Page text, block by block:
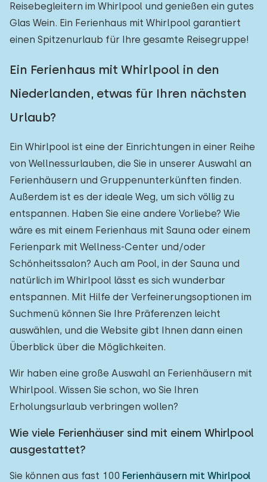
Reisebegleitern im Whirlpool und genießen ein gutes
Glas Wein. Ein Ferienhaus mit Whirlpool garantiert
einen Spitzenurlaub für Ihre gesamte Reisegruppe!
Ein Ferienhaus mit Whirlpool in den
Niederlanden, etwas für Ihren nächsten
Urlaub?
Ein Whirlpool ist eine der Einrichtungen in einer Reihe
von Wellnessurlauben, die Sie in unserer Auswahl an
Ferienhäusern und Gruppenunterkünften finden.
Außerdem ist es der ideale Weg, um sich völlig zu
entspannen. Haben Sie eine andere Vorliebe? Wie
wäre es mit einem Ferienhaus mit Sauna oder einem
Ferienpark mit Wellness-Center und/oder
Schönheitssalon? Auch am Pool, in der Sauna und
natürlich im Whirlpool lässt es sich wunderbar
entspannen. Mit Hilfe der Verfeinerungsoptionen im
Suchmenü können Sie Ihre Präferenzen leicht
auswählen, und die Website gibt Ihnen dann einen
Überblick über die Möglichkeiten.
Wir haben eine große Auswahl an Ferienhäusern mit
Whirlpool. Wissen Sie schon, wo Sie Ihren
Erholungsurlaub verbringen wollen?
Wie viele Ferienhäuser sind mit einem Whirlpool
ausgestattet?
Sie können aus fast 100 Ferienhäusern mit Whirlpool